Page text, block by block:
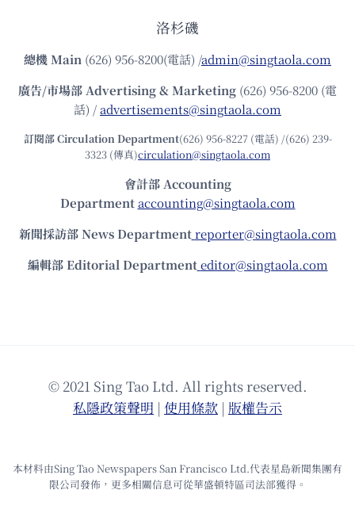
洛杉磯
總機Main (626) 956-8200(電話) /admin@singtaola.com
廣告/市場部Advertising & Marketing (626) 956-8200 (電
話) /advertisements@singtaola.com
訂閱部 Circulation Department(626) 956-8227 (電話) /(626) 239-
3323 (傳真)circulation@singtaola.com
會計部 Accounting
Department accounting@singtaola.com
新聞採訪部 News Department reporter@singtaola.com
編輯部 Editorial Department editor@singtaola.com
© 2021 Sing Tao Ltd. All rights reserved.
私隱政策聲明 | 使⽤條款 | 版權告⽰
本材料由Sing Tao Newspapers San Francisco Ltd.代表星島新聞集團有
限公司發佈，更多相關信息可從華盛頓特區司法部獲得。